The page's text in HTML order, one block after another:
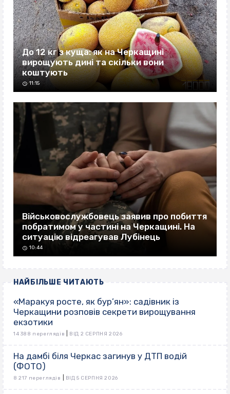
До 12 кг з куща: як на Черкащині
вирощують дині та скільки вони
коштують
11:15
Військовослужбовець заявив про побиття
побратимом у частині на Черкащині. На
ситуацію відреагував Лубінець
10:44
НАЙБІЛЬШЕ ЧИТАЮТЬ
«Маракуя росте, як бур’ян»: садівник із
Черкащини розповів секрети вирощування
екзотики
14 388 переглядів ВІД 2 СЕРПНЯ 2026
На дамбі біля Черкас загинув у ДТП водій
(ФОТО)
8 217 переглядів ВІД 5 СЕРПНЯ 2026